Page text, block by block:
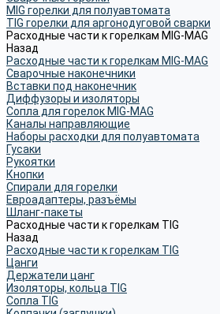
MIG горелки для полуавтомата
TIG горелки для аргонодуговой сварки
Расходные части к горелкам MIG-MAG
Назад
Расходные части к горелкам MIG-MAG
Сварочные наконечники
Вставки под наконечник
Диффузоры и изоляторы
Сопла для горелок MIG-MAG
Каналы направляющие
Наборы расходки для полуавтомата
Гусаки
Рукоятки
Кнопки
Спирали для горелки
Евроадаптеры, разъёмы
Шланг-пакеты
Расходные части к горелкам TIG
Назад
Расходные части к горелкам TIG
Цанги
Держатели цанг
Изоляторы, кольца TIG
Сопла TIG